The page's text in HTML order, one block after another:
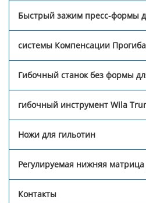
Быстрый зажим пресс-формы
системы Компенсации Прогиба
Гибочный станок без формы
гибочный инструмент Wila
Ножи для гильотин
Регулируемая нижняя
Контакты